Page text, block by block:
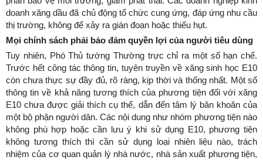
doanh xăng dầu đã chủ động tổ chức cung ứng, đáp ứng nhu cầu
thị trường, không để xảy ra gián đoạn hoặc thiếu hụt.
Mọi chính sách phải bảo đảm quyền lợi của người tiêu dùng
Tuy nhiên, Phó Thủ tướng Thường trực chỉ ra một số hạn chế.
Trước hết công tác thông tin, tuyên truyền về xăng sinh học E10
còn chưa thực sự đầy đủ, rõ ràng, kịp thời và thống nhất. Một số
thông tin về khả năng tương thích của phương tiện đối với xăng
E10 chưa được giải thích cụ thể, dẫn đến tâm lý băn khoăn của
một bộ phận người dân. Các nội dung như nhóm phương tiện nào
không phù hợp hoặc cần lưu ý khi sử dụng E10, phương tiện
không tương thích thì cần sử dụng loại nhiên liệu nào, trách
nhiệm của cơ quan quản lý nhà nước, nhà sản xuất phương tiện,